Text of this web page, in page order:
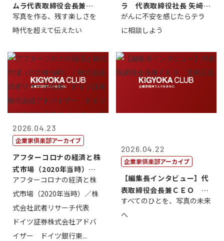
ムラ代表取締役会長兼
CEO 北村正志
写真を作る、残す楽しさを
時代を超えて伝えたい
ラ 代表取締役社長 矢﨑雄
一郎
がんに不安を感じたらテラ
に相談しよう
2026.04.23
企業家倶楽部アーカイブ
アフターコロナの経済と株
式市場（2020年当時）／
株式会社武...
アフターコロナの経済と株
式市場（2020年当時）／株
式会社武者リサーチ代表
ドイツ証券株式会社アドバ
イザー ドイツ銀行東...
2026.04.22
企業家倶楽部アーカイブ
【編集長インタビュー】代
表取締役会長兼ＣＥＯ 北
村正志
すべてのひとを、写真の未来
へ